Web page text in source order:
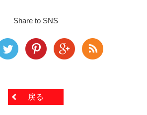
Share to SNS
戻る